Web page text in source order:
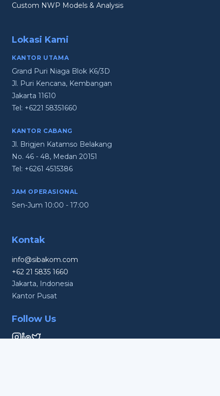
Custom NWP Models & Analysis
Lokasi Kami
KANTOR UTAMA
Grand Puri Niaga Blok K6/3D
Jl. Puri Kencana, Kembangan
Jakarta 11610
Tel: +6221 58351660
KANTOR CABANG
Jl. Brigjen Katamso Belakang
No. 46 - 48, Medan 20151
Tel: +6261 4515386
JAM OPERASIONAL
Sen-Jum 10:00 - 17:00
Kontak
info@sibakom.com
+62 21 5835 1660
Jakarta, Indonesia
Kantor Pusat
Follow Us